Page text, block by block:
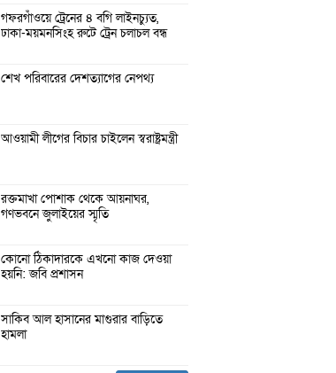
গফরগাঁওয়ে ট্রেনের ৪ বগি লাইনচ্যুত,
ঢাকা-ময়মনসিংহ রুটে ট্রেন চলাচল বন্ধ
শেখ পরিবারের দেশত্যাগের নেপথ্য
আওয়ামী লীগের বিচার চাইলেন স্বরাষ্ট্রমন্ত্রী
রক্তমাখা পোশাক থেকে আয়নাঘর,
গণভবনে জুলাইয়ের স্মৃতি
কোনো ঠিকাদারকে এখনো কাজ দেওয়া
হয়নি: জবি প্রশাসন
সাকিব আল হাসানের মাগুরার বাড়িতে
হামলা